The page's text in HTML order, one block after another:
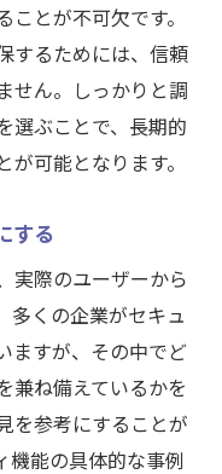
とが不可欠です。
するためには、信頼
せん。しっかりと調
選ぶことで、長期的
可能となります。
する
実際のユーザーから
多くの企業がセキュ
ますが、その中でど
兼ね備えているかを
を参考にすることが
機能の具体的な事例